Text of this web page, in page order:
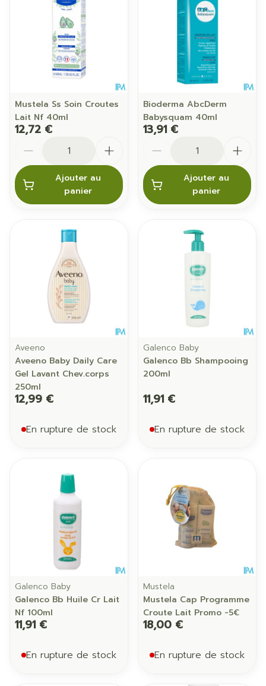
Mustela Ss Soin Croutes
Lait Nf 40ml
12,72 €
Ajouter au
panier
Bioderma AbcDerm
Babysquam 40ml
13,91 €
Ajouter au
panier
Aveeno
Aveeno Baby Daily Care
Gel Lavant Chev.corps
250ml
12,99 €
En rupture de stock
Galenco Baby
Galenco Bb Shampooing
200ml
11,91 €
En rupture de stock
Galenco Baby
Galenco Bb Huile Cr Lait
Nf 100ml
11,91 €
En rupture de stock
Mustela
Mustela Cap Programme
Croute Lait Promo -5€
18,00 €
En rupture de stock